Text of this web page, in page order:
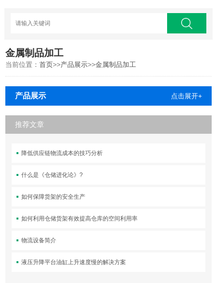
金属制品加工
当前位置：首页>>产品展示>>金属制品加工
产品展示 点击展开+
推荐文章
降低供应链物流成本的技巧分析
什么是《仓储进化论》?
如何保障货架的安全生产
如何利用仓储货架有效提高仓库的空间利用率
物流设备简介
液压升降平台油缸上升速度慢的解决方案